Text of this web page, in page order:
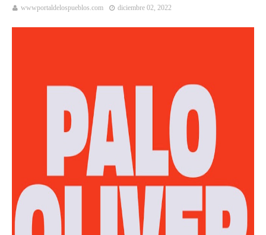
wwwportaldelospueblos.com diciembre 02, 2022